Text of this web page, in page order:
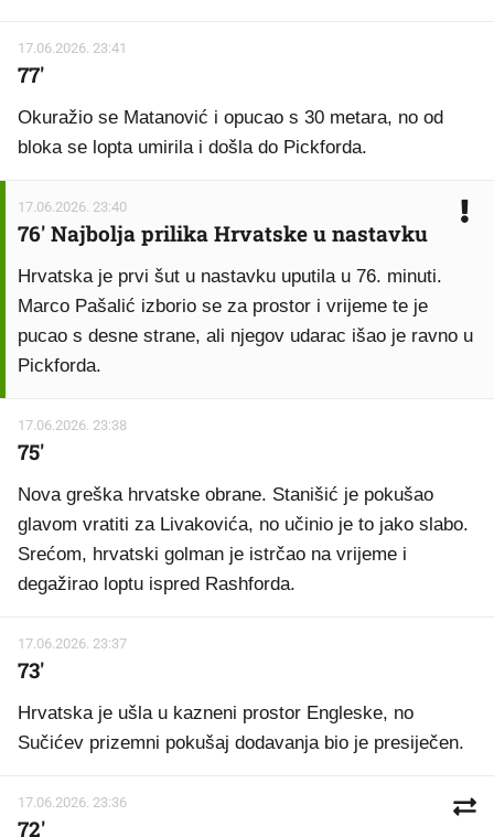
17.06.2026. 23:41
77'
Okuražio se Matanović i opucao s 30 metara, no od
bloka se lopta umirila i došla do Pickforda.
17.06.2026. 23:40
76' Najbolja prilika Hrvatske u nastavku
Hrvatska je prvi šut u nastavku uputila u 76. minuti.
Marco Pašalić izborio se za prostor i vrijeme te je
pucao s desne strane, ali njegov udarac išao je ravno u
Pickforda.
17.06.2026. 23:38
75'
Nova greška hrvatske obrane. Stanišić je pokušao
glavom vratiti za Livakovića, no učinio je to jako slabo.
Srećom, hrvatski golman je istrčao na vrijeme i
degažirao loptu ispred Rashforda.
17.06.2026. 23:37
73'
Hrvatska je ušla u kazneni prostor Engleske, no
Sučićev prizemni pokušaj dodavanja bio je presiječen.
17.06.2026. 23:36
72'